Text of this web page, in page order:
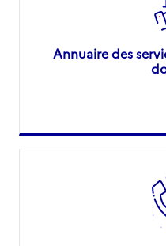
Annuaire des